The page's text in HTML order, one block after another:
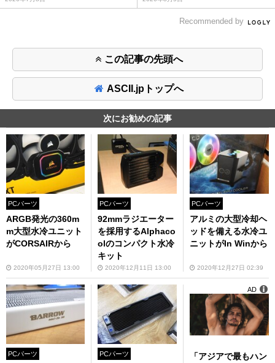
Recommended by
この記事の先頭へ
ASCII.jpトップへ
次にお勧めの記事
PCパーツ
ARGB発光の360m
m大型水冷ユニット
がCORSAIRから
2020年05月27日 13:00
PCパーツ
92mmラジエーター
を採用するAlphaco
olのコンパクト水冷
キット
2020年12月11日 13:00
PCパーツ
アルミの大型冷却ヘ
ッドを備える水冷ユ
ニットがIn Winから
2020年12月27日 02:39
PCパーツ PCパーツ
「アジアで最もハン
AD